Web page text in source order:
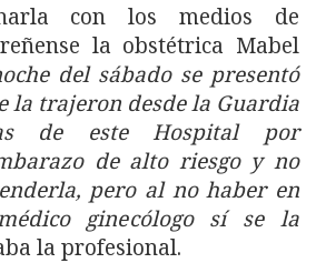
con los medios de
la obstétrica Mabel
del sábado se presentó
la trajeron desde la Guardia
de este Hospital por
de alto riesgo y no
pero al no haber en
ginecólogo sí se la
la profesional.